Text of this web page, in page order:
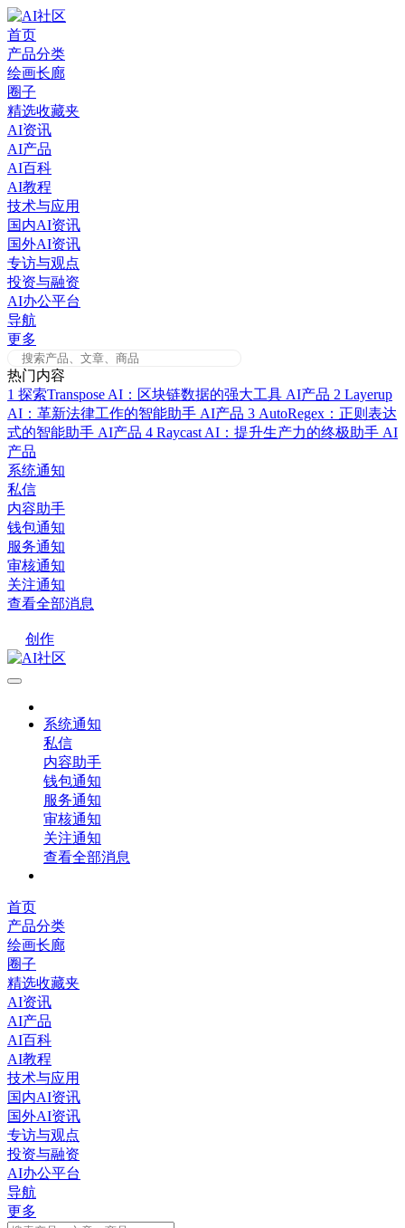
Skip
to
content
首页
产品分类
绘画长廊
圈子
精选收藏夹
AI资讯
AI产品
AI百科
AI教程
技术与应用
国内AI资讯
国外AI资讯
专访与观点
投资与融资
AI办公平台
导航
更多
热门内容
1 探索Transpose AI：区块链数据的强大工具 AI产品 2 Layerup
AI：革新法律工作的智能助手 AI产品 3 AutoRegex：正则表达
式的智能助手 AI产品 4 Raycast AI：提升生产力的终极助手 AI
产品
系统通知
私信
内容助手
钱包通知
服务通知
审核通知
关注通知
查看全部消息
创作
系统通知
私信
内容助手
钱包通知
服务通知
审核通知
关注通知
查看全部消息
首页
产品分类
绘画长廊
圈子
精选收藏夹
AI资讯
AI产品
AI百科
AI教程
技术与应用
国内AI资讯
国外AI资讯
专访与观点
投资与融资
AI办公平台
导航
更多